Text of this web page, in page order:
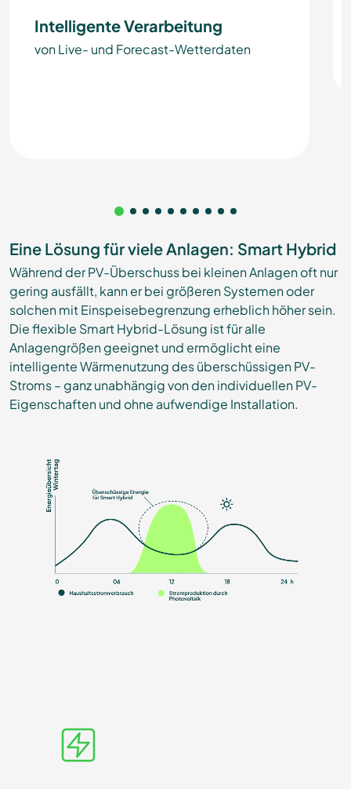
Intelligente Verarbeitung
von Live- und Forecast-Wetterdaten
Eine Lösung für viele Anlagen: Smart Hybrid
Während der PV-Überschuss bei kleinen Anlagen oft nur
gering ausfällt, kann er bei größeren Systemen oder
solchen mit Einspeisebegrenzung erheblich höher sein.
Die flexible Smart Hybrid-Lösung ist für alle
Anlagengrößen geeignet und ermöglicht eine
intelligente Wärmenutzung des überschüssigen PV-
Stroms – ganz unabhängig von den individuellen PV-
Eigenschaften und ohne aufwendige Installation.